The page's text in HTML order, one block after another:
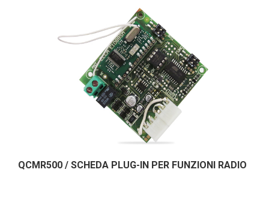
QCMR500 / SCHEDA PLUG-IN PER FUNZIONI RADIO